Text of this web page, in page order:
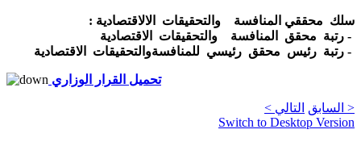
سلك محققي المنافسة والتحقيقات الالاقتصادية :
- رتبة محقق المنافسة والتحقيقات الاقتصادية
- رتبة رئيس محقق رئيسي للمنافسةوالتحقيقات الاقتصادية
تحميل القرار الوزاري
< السابق التالي >
Switch to Desktop Version